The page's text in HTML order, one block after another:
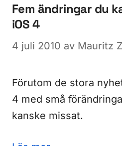
Fem ändringar du
iOS 4
4 juli 2010 av Mauritz
Förutom de stora
4 med små
kanske missat.